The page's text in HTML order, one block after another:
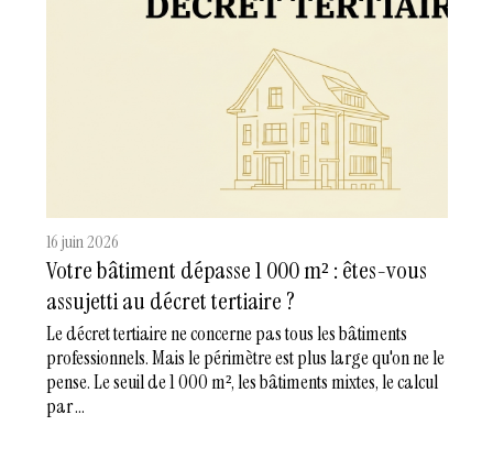
16 juin 2026
Votre bâtiment dépasse 1 000 m² : êtes-vous
assujetti au décret tertiaire ?
Le décret tertiaire ne concerne pas tous les bâtiments
professionnels. Mais le périmètre est plus large qu'on ne le
pense. Le seuil de 1 000 m², les bâtiments mixtes, le calcul
par ...